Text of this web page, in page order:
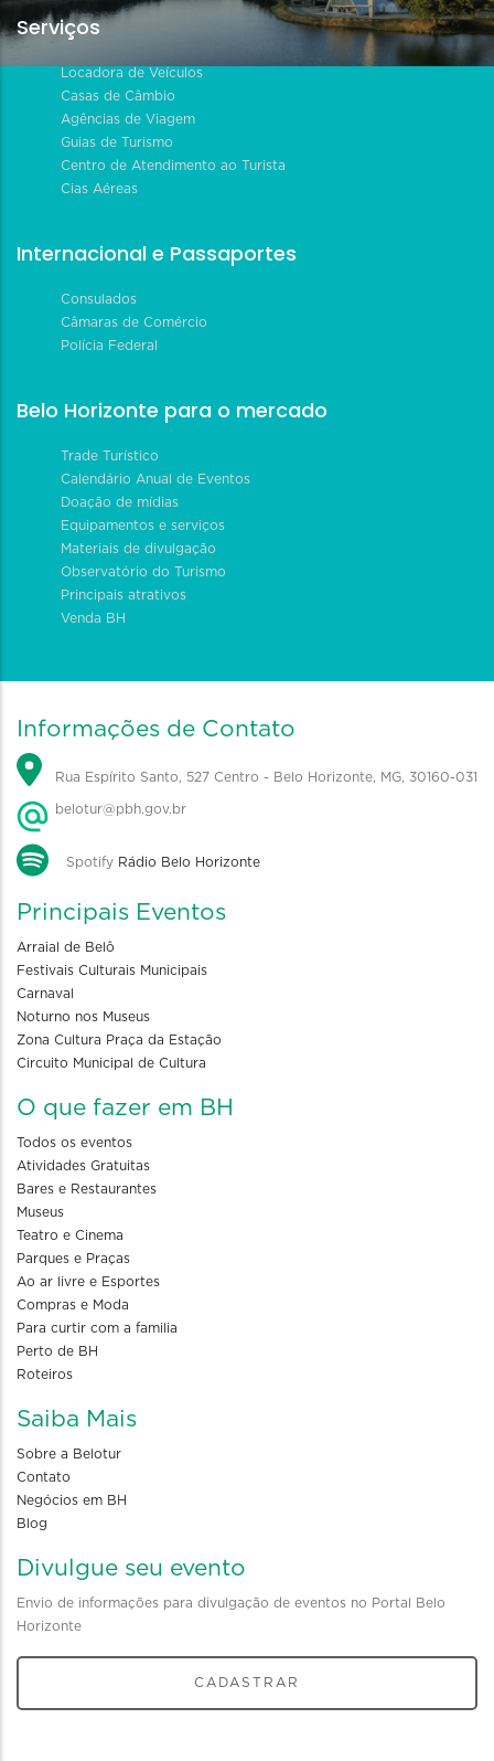
Serviços
Locadora de Veículos
Casas de Câmbio
Agências de Viagem
Guias de Turismo
Centro de Atendimento ao Turista
Cias Aéreas
Internacional e Passaportes
Consulados
Câmaras de Comércio
Polícia Federal
Belo Horizonte para o mercado
Trade Turístico
Calendário Anual de Eventos
Doação de mídias
Equipamentos e serviços
Materiais de divulgação
Observatório do Turismo
Principais atrativos
Venda BH
Informações de Contato
Rua Espírito Santo, 527 Centro - Belo Horizonte, MG, 30160-031
belotur@pbh.gov.br
Spotify Rádio Belo Horizonte
Principais Eventos
Arraial de Belô
Festivais Culturais Municipais
Carnaval
Noturno nos Museus
Zona Cultura Praça da Estação
Circuito Municipal de Cultura
O que fazer em BH
Todos os eventos
Atividades Gratuitas
Bares e Restaurantes
Museus
Teatro e Cinema
Parques e Praças
Ao ar livre e Esportes
Compras e Moda
Para curtir com a familia
Perto de BH
Roteiros
Saiba Mais
Sobre a Belotur
Contato
Negócios em BH
Blog
Divulgue seu evento
Envio de informações para divulgação de eventos no Portal Belo
Horizonte
CADASTRAR